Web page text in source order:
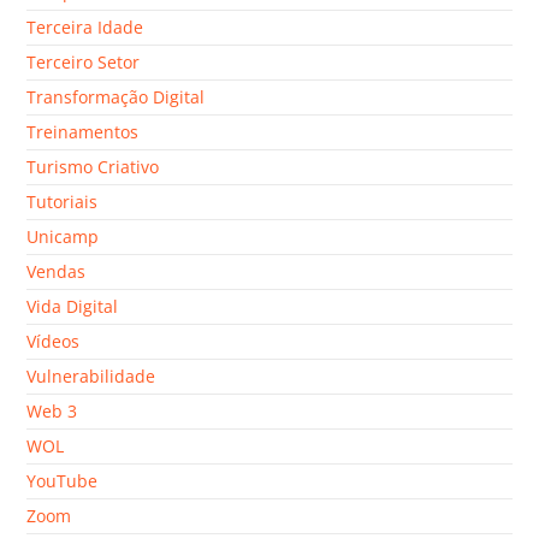
Terceira Idade
Terceiro Setor
Transformação Digital
Treinamentos
Turismo Criativo
Tutoriais
Unicamp
Vendas
Vida Digital
Vídeos
Vulnerabilidade
Web 3
WOL
YouTube
Zoom